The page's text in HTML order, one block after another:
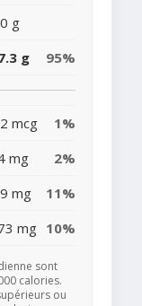
g
g 95%
mcg
1%
mg
2%
mg
11%
mg 10%
sont
calories.
ou